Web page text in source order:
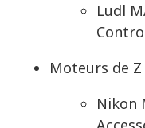
Ludl
Moteurs de Z
Nikon